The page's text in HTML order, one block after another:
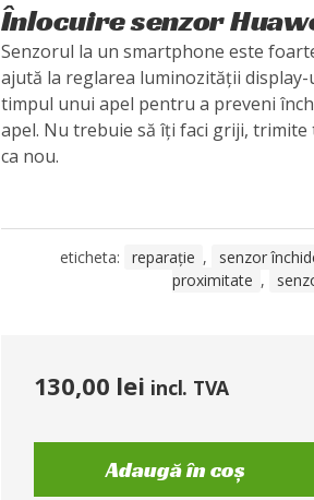
Înlocuire senzor
Senzorul la un smartphone este
ajută la reglarea luminozității
timpul unui apel pentru a preveni
apel. Nu trebuie să îți faci griji,
ca nou.
eticheta: reparație ,
senzor
proximitate ,
130,00 lei incl. TVA
Adaugă în coș